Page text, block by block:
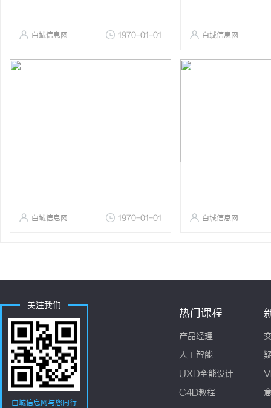
白城信息网 1970-01-01 白城信息网
白城信息网 1970-01-01 白城信息网
关注我们
白城信息网与您同行
热门课程
产品经理
人工智能
UXD全能设计
C4D教程